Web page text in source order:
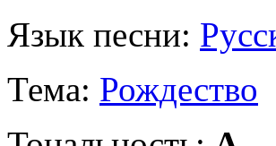
Язык песни:
Тема: Рождество